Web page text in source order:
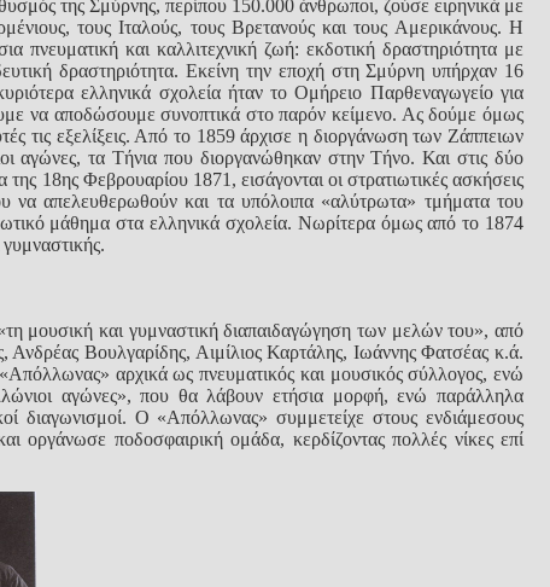
της Σμύρνης, περίπου 150.000 άνθρωποι, ζούσε ειρηνικά με
τους Ιταλούς, τους Βρετανούς και τους Αμερικάνους. Η
πνευματική και καλλιτεχνική ζωή: εκδοτική δραστηριότητα με
δραστηριότητα. Εκείνη την εποχή στη Σμύρνη υπήρχαν 16
ελληνικά σχολεία ήταν το Ομήρειο Παρθεναγωγείο για
να αποδώσουμε συνοπτικά στο παρόν κείμενο. Ας δούμε όμως
τις εξελίξεις. Από το 1859 άρχισε η διοργάνωση των Ζάππειων
αγώνες, τα Τήνια που διοργανώθηκαν στην Τήνο. Και στις δύο
18ης Φεβρουαρίου 1871, εισάγονται οι στρατιωτικές ασκήσεις
να απελευθερωθούν και τα υπόλοιπα «αλύτρωτα» τμήματα του
μάθημα στα ελληνικά σχολεία. Νωρίτερα όμως από το 1874
μουσική και γυμναστική διαπαιδαγώγηση των μελών του», από
Βουλγαρίδης, Αιμίλιος Καρτάλης, Ιωάννης Φατσέας κ.ά.
αρχικά ως πνευματικός και μουσικός σύλλογος, ενώ
αγώνες», που θα λάβουν ετήσια μορφή, ενώ παράλληλα
διαγωνισμοί. Ο «Απόλλωνας» συμμετείχε στους ενδιάμεσους
ποδοσφαιρική ομάδα, κερδίζοντας πολλές νίκες επί